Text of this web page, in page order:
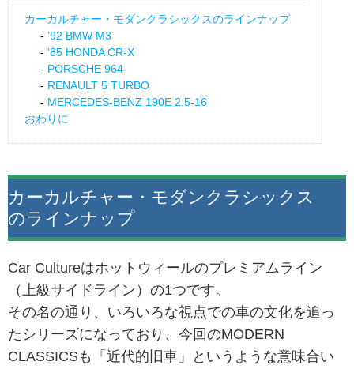
カーカルチャー・モダンクラシックスのラインナップ
’92 BMW M3
’85 HONDA CR-X
PORSCHE 964
RENAULT 5 TURBO
MERCEDES-BENZ 190E 2.5-16
おわりに
カーカルチャー・モダンクラシックス
のラインナップ
Car Cultureはホットウィールのプレミアムライン
（上級サイドライン）の1つです。
その名の通り、いろいろな視点での車の文化を追っ
たシリーズになっており、今回のMODERN
CLASSICSも「近代的旧車」というような意味合い